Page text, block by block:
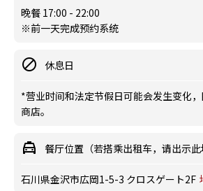
晚餐 17:00 - 22:00
※前一天完成预约系统
休息日
*营业时间和法定节假日可能会发生变化
商店。
餐厅位置（若搭乘出租车，请出示此
石川県金沢市広岡1-5-3 クロスゲート2F